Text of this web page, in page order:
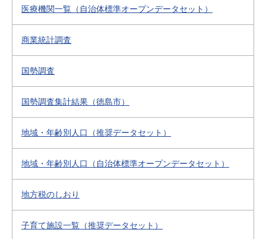
医療機関一覧（自治体標準オープンデータセット）
商業統計調査
国勢調査
国勢調査集計結果（徳島市）
地域・年齢別人口（推奨データセット）
地域・年齢別人口（自治体標準オープンデータセット）
地方税のしおり
子育て施設一覧（推奨データセット）